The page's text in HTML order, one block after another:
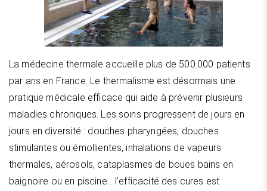
La médecine thermale accueille plus de 500.000 patients
par ans en France. Le thermalisme est désormais une
pratique médicale efficace qui aide à prévenir plusieurs
maladies chroniques. Les soins progressent de jours en
jours en diversité : douches pharyngées, douches
stimulantes ou émollientes, inhalations de vapeurs
thermales, aérosols, cataplasmes de boues bains en
baignoire ou en piscine… l’efficacité des cures est